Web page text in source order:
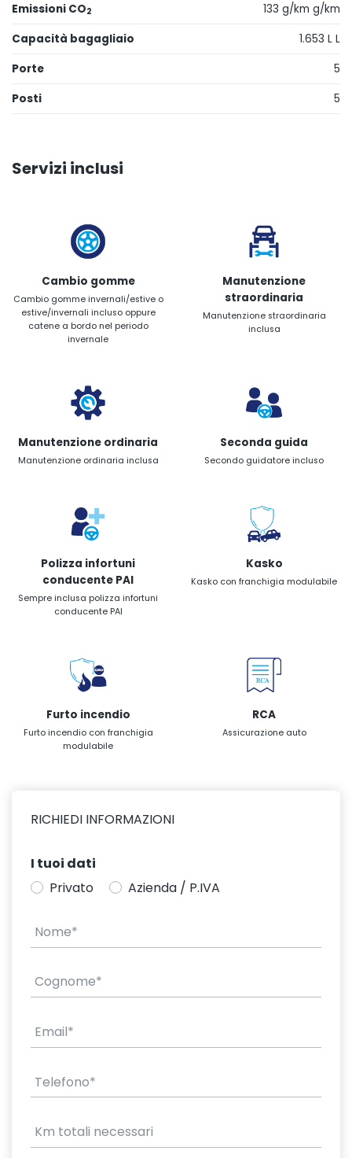
Emissioni CO2
133 g/km g/km
Capacità bagagliaio
1.653 L L
Porte
5
Posti
5
Servizi inclusi
Cambio gomme
Cambio gomme invernali/estive o
estive/invernali incluso oppure
catene a bordo nel periodo
invernale
Manutenzione
straordinaria
Manutenzione straordinaria
inclusa
Manutenzione ordinaria
Manutenzione ordinaria inclusa
Seconda guida
Secondo guidatore incluso
Polizza infortuni
conducente PAI
Sempre inclusa polizza infortuni
conducente PAI
Kasko
Kasko con franchigia modulabile
Furto incendio
Furto incendio con franchigia
modulabile
RCA
Assicurazione auto
RICHIEDI INFORMAZIONI
I tuoi dati
Privato
Azienda / P.IVA